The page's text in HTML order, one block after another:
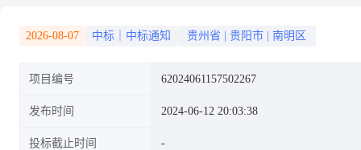
2026-08-07 中标｜中标通知 贵州省 贵阳市 南明区
项目编号 62024061157502267
发布时间 2024-06-12 20:03:38
投标截止时间